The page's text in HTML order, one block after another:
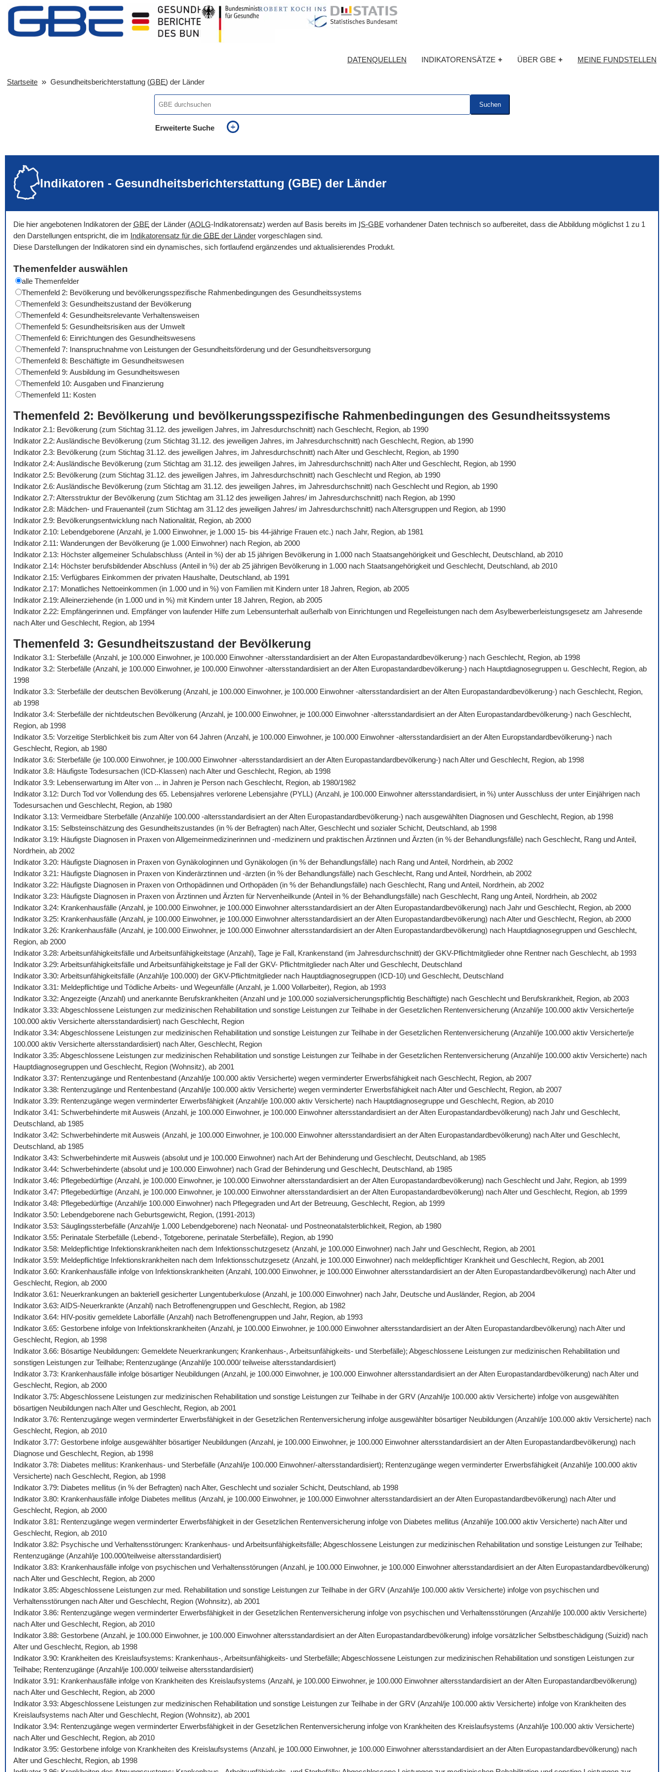
DATENQUELLEN INDIKATORENSÄTZE + ÜBER GBE + MEINE FUNDSTELLEN
Startseite Gesundheitsberichterstattung (GBE) der Länder
Suchen
Erweiterte Suche
Indikatoren - Gesundheitsberichterstattung (GBE) der Länder
Die hier angebotenen Indikatoren der GBE der Länder (AOLG-Indikatorensatz) werden auf Basis bereits im IS-GBE vorhandener Daten technisch so aufbereitet, dass die Abbildung möglichst 1 zu 1
den Darstellungen entspricht, die im Indikatorensatz für die GBE der Länder vorgeschlagen sind.
Diese Darstellungen der Indikatoren sind ein dynamisches, sich fortlaufend ergänzendes und aktualisierendes Produkt.
Themenfelder auswählen
alle Themenfelder
Themenfeld 2: Bevölkerung und bevölkerungsspezifische Rahmenbedingungen des Gesundheitssystems
Themenfeld 3: Gesundheitszustand der Bevölkerung
Themenfeld 4: Gesundheitsrelevante Verhaltensweisen
Themenfeld 5: Gesundheitsrisiken aus der Umwelt
Themenfeld 6: Einrichtungen des Gesundheitswesens
Themenfeld 7: Inanspruchnahme von Leistungen der Gesundheitsförderung und der Gesundheitsversorgung
Themenfeld 8: Beschäftigte im Gesundheitswesen
Themenfeld 9: Ausbildung im Gesundheitswesen
Themenfeld 10: Ausgaben und Finanzierung
Themenfeld 11: Kosten
Themenfeld 2: Bevölkerung und bevölkerungsspezifische Rahmenbedingungen des Gesundheitssystems
Indikator 2.1: Bevölkerung (zum Stichtag 31.12. des jeweiligen Jahres, im Jahresdurchschnitt) nach Geschlecht, Region, ab 1990
Indikator 2.2: Ausländische Bevölkerung (zum Stichtag 31.12. des jeweiligen Jahres, im Jahresdurchschnitt) nach Geschlecht, Region, ab 1990
Indikator 2.3: Bevölkerung (zum Stichtag 31.12. des jeweiligen Jahres, im Jahresdurchschnitt) nach Alter und Geschlecht, Region, ab 1990
Indikator 2.4: Ausländische Bevölkerung (zum Stichtag am 31.12. des jeweiligen Jahres, im Jahresdurchschnitt) nach Alter und Geschlecht, Region, ab 1990
Indikator 2.5: Bevölkerung (zum Stichtag 31.12. des jeweiligen Jahres, im Jahresdurchschnitt) nach Geschlecht und Region, ab 1990
Indikator 2.6: Ausländische Bevölkerung (zum Stichtag am 31.12. des jeweiligen Jahres, im Jahresdurchschnitt) nach Geschlecht und Region, ab 1990
Indikator 2.7: Altersstruktur der Bevölkerung (zum Stichtag am 31.12 des jeweiligen Jahres/ im Jahresdurchschnitt) nach Region, ab 1990
Indikator 2.8: Mädchen- und Frauenanteil (zum Stichtag am 31.12 des jeweiligen Jahres/ im Jahresdurchschnitt) nach Altersgruppen und Region, ab 1990
Indikator 2.9: Bevölkerungsentwicklung nach Nationalität, Region, ab 2000
Indikator 2.10: Lebendgeborene (Anzahl, je 1.000 Einwohner, je 1.000 15- bis 44-jährige Frauen etc.) nach Jahr, Region, ab 1981
Indikator 2.11: Wanderungen der Bevölkerung (je 1.000 Einwohner) nach Region, ab 2000
Indikator 2.13: Höchster allgemeiner Schulabschluss (Anteil in %) der ab 15 jährigen Bevölkerung in 1.000 nach Staatsangehörigkeit und Geschlecht, Deutschland, ab 2010
Indikator 2.14: Höchster berufsbildender Abschluss (Anteil in %) der ab 25 jährigen Bevölkerung in 1.000 nach Staatsangehörigkeit und Geschlecht, Deutschland, ab 2010
Indikator 2.15: Verfügbares Einkommen der privaten Haushalte, Deutschland, ab 1991
Indikator 2.17: Monatliches Nettoeinkommen (in 1.000 und in %) von Familien mit Kindern unter 18 Jahren, Region, ab 2005
Indikator 2.19: Alleinerziehende (in 1.000 und in %) mit Kindern unter 18 Jahren, Region, ab 2005
Indikator 2.22: Empfängerinnen und. Empfänger von laufender Hilfe zum Lebensunterhalt außerhalb von Einrichtungen und Regelleistungen nach dem Asylbewerberleistungsgesetz am Jahresende
nach Alter und Geschlecht, Region, ab 1994
Themenfeld 3: Gesundheitszustand der Bevölkerung
Indikator 3.1: Sterbefälle (Anzahl, je 100.000 Einwohner, je 100.000 Einwohner -altersstandardisiert an der Alten Europastandardbevölkerung-) nach Geschlecht, Region, ab 1998
Indikator 3.2: Sterbefälle (Anzahl, je 100.000 Einwohner, je 100.000 Einwohner -altersstandardisiert an der Alten Europastandardbevölkerung-) nach Hauptdiagnosegruppen u. Geschlecht, Region, ab
1998
Indikator 3.3: Sterbefälle der deutschen Bevölkerung (Anzahl, je 100.000 Einwohner, je 100.000 Einwohner -altersstandardisiert an der Alten Europastandardbevölkerung-) nach Geschlecht, Region,
ab 1998
Indikator 3.4: Sterbefälle der nichtdeutschen Bevölkerung (Anzahl, je 100.000 Einwohner, je 100.000 Einwohner -altersstandardisiert an der Alten Europastandardbevölkerung-) nach Geschlecht,
Region, ab 1998
Indikator 3.5: Vorzeitige Sterblichkeit bis zum Alter von 64 Jahren (Anzahl, je 100.000 Einwohner, je 100.000 Einwohner -altersstandardisiert an der Alten Europstandardbevölkerung-) nach
Geschlecht, Region, ab 1980
Indikator 3.6: Sterbefälle (je 100.000 Einwohner, je 100.000 Einwohner -altersstandardisiert an der Alten Europastandardbevölkerung-) nach Alter und Geschlecht, Region, ab 1998
Indikator 3.8: Häufigste Todesursachen (ICD-Klassen) nach Alter und Geschlecht, Region, ab 1998
Indikator 3.9: Lebenserwartung im Alter von ... in Jahren je Person nach Geschlecht, Region, ab 1980/1982
Indikator 3.12: Durch Tod vor Vollendung des 65. Lebensjahres verlorene Lebensjahre (PYLL) (Anzahl, je 100.000 Einwohner altersstandardisiert, in %) unter Ausschluss der unter Einjährigen nach
Todesursachen und Geschlecht, Region, ab 1980
Indikator 3.13: Vermeidbare Sterbefälle (Anzahl/je 100.000 -altersstandardisiert an der Alten Europastandardbevölkerung-) nach ausgewählten Diagnosen und Geschlecht, Region, ab 1998
Indikator 3.15: Selbsteinschätzung des Gesundheitszustandes (in % der Befragten) nach Alter, Geschlecht und sozialer Schicht, Deutschland, ab 1998
Indikator 3.19: Häufigste Diagnosen in Praxen von Allgemeinmedizinerinnen und -medizinern und praktischen Ärztinnen und Ärzten (in % der Behandlungsfälle) nach Geschlecht, Rang und Anteil,
Nordrhein, ab 2002
Indikator 3.20: Häufigste Diagnosen in Praxen von Gynäkologinnen und Gynäkologen (in % der Behandlungsfälle) nach Rang und Anteil, Nordrhein, ab 2002
Indikator 3.21: Häufigste Diagnosen in Praxen von Kinderärztinnen und -ärzten (in % der Behandlungsfälle) nach Geschlecht, Rang und Anteil, Nordrhein, ab 2002
Indikator 3.22: Häufigste Diagnosen in Praxen von Orthopädinnen und Orthopäden (in % der Behandlungsfälle) nach Geschlecht, Rang und Anteil, Nordrhein, ab 2002
Indikator 3.23: Häufigste Diagnosen in Praxen von Ärztinnen und Ärzten für Nervenheilkunde (Anteil in % der Behandlungsfälle) nach Geschlecht, Rang ung Anteil, Nordrhein, ab 2002
Indikator 3.24: Krankenhausfälle (Anzahl, je 100.000 Einwohner, je 100.000 Einwohner altersstandardisiert an der Alten Europastandardbevölkerung) nach Jahr und Geschlecht, Region, ab 2000
Indikator 3.25: Krankenhausfälle (Anzahl, je 100.000 Einwohner, je 100.000 Einwohner altersstandardisiert an der Alten Europastandardbevölkerung) nach Alter und Geschlecht, Region, ab 2000
Indikator 3.26: Krankenhausfälle (Anzahl, je 100.000 Einwohner, je 100.000 Einwohner altersstandardisiert an der Alten Europastandardbevölkerung) nach Hauptdiagnosegruppen und Geschlecht,
Region, ab 2000
Indikator 3.28: Arbeitsunfähigkeitsfälle und Arbeitsunfähigkeitstage (Anzahl), Tage je Fall, Krankenstand (im Jahresdurchschnitt) der GKV-Pflichtmitglieder ohne Rentner nach Geschlecht, ab 1993
Indikator 3.29: Arbeitsunfähigkeitsfälle und Arbeitsunfähigkeitstage je Fall der GKV- Pflichtmitglieder nach Alter und Geschlecht, Deutschland
Indikator 3.30: Arbeitsunfähigkeitsfälle (Anzahl/je 100.000) der GKV-Pflichtmitglieder nach Hauptdiagnosegruppen (ICD-10) und Geschlecht, Deutschland
Indikator 3.31: Meldepflichtige und Tödliche Arbeits- und Wegeunfälle (Anzahl, je 1.000 Vollarbeiter), Region, ab 1993
Indikator 3.32: Angezeigte (Anzahl) und anerkannte Berufskrankheiten (Anzahl und je 100.000 sozialversicherungspflichtig Beschäftigte) nach Geschlecht und Berufskrankheit, Region, ab 2003
Indikator 3.33: Abgeschlossene Leistungen zur medizinischen Rehabilitation und sonstige Leistungen zur Teilhabe in der Gesetzlichen Rentenversicherung (Anzahl/je 100.000 aktiv Versicherte/je
100.000 aktiv Versicherte altersstandardisiert) nach Geschlecht, Region
Indikator 3.34: Abgeschlossene Leistungen zur medizinischen Rehabilitation und sonstige Leistungen zur Teilhabe in der Gesetzlichen Rentenversicherung (Anzahl/je 100.000 aktiv Versicherte/je
100.000 aktiv Versicherte altersstandardisiert) nach Alter, Geschlecht, Region
Indikator 3.35: Abgeschlossene Leistungen zur medizinischen Rehabilitation und sonstige Leistungen zur Teilhabe in der Gesetzlichen Rentenversicherung (Anzahl/je 100.000 aktiv Versicherte) nach
Hauptdiagnosegruppen und Geschlecht, Region (Wohnsitz), ab 2001
Indikator 3.37: Rentenzugänge und Rentenbestand (Anzahl/je 100.000 aktiv Versicherte) wegen verminderter Erwerbsfähigkeit nach Geschlecht, Region, ab 2007
Indikator 3.38: Rentenzugänge und Rentenbestand (Anzahl/je 100.000 aktiv Versicherte) wegen verminderter Erwerbsfähigkeit nach Alter und Geschlecht, Region, ab 2007
Indikator 3.39: Rentenzugänge wegen verminderter Erwerbsfähigkeit (Anzahl/je 100.000 aktiv Versicherte) nach Hauptdiagnosegruppe und Geschlecht, Region, ab 2010
Indikator 3.41: Schwerbehinderte mit Ausweis (Anzahl, je 100.000 Einwohner, je 100.000 Einwohner altersstandardisiert an der Alten Europastandardbevölkerung) nach Jahr und Geschlecht,
Deutschland, ab 1985
Indikator 3.42: Schwerbehinderte mit Ausweis (Anzahl, je 100.000 Einwohner, je 100.000 Einwohner altersstandardisiert an der Alten Europastandardbevölkerung) nach Alter und Geschlecht,
Deutschland, ab 1985
Indikator 3.43: Schwerbehinderte mit Ausweis (absolut und je 100.000 Einwohner) nach Art der Behinderung und Geschlecht, Deutschland, ab 1985
Indikator 3.44: Schwerbehinderte (absolut und je 100.000 Einwohner) nach Grad der Behinderung und Geschlecht, Deutschland, ab 1985
Indikator 3.46: Pflegebedürftige (Anzahl, je 100.000 Einwohner, je 100.000 Einwohner altersstandardisiert an der Alten Europastandardbevölkerung) nach Geschlecht und Jahr, Region, ab 1999
Indikator 3.47: Pflegebedürftige (Anzahl, je 100.000 Einwohner, je 100.000 Einwohner altersstandardisiert an der Alten Europastandardbevölkerung) nach Alter und Geschlecht, Region, ab 1999
Indikator 3.48: Pflegebedürftige (Anzahl/je 100.000 Einwohner) nach Pflegegraden und Art der Betreuung, Geschlecht, Region, ab 1999
Indikator 3.50: Lebendgeborene nach Geburtsgewicht, Region, (1991-2013)
Indikator 3.53: Säuglingssterbefälle (Anzahl/je 1.000 Lebendgeborene) nach Neonatal- und Postneonatalsterblichkeit, Region, ab 1980
Indikator 3.55: Perinatale Sterbefälle (Lebend-, Totgeborene, perinatale Sterbefälle), Region, ab 1990
Indikator 3.58: Meldepflichtige Infektionskrankheiten nach dem Infektionsschutzgesetz (Anzahl, je 100.000 Einwohner) nach Jahr und Geschlecht, Region, ab 2001
Indikator 3.59: Meldepflichtige Infektionskrankheiten nach dem Infektionsschutzgesetz (Anzahl, je 100.000 Einwohner) nach meldepflichtiger Krankheit und Geschlecht, Region, ab 2001
Indikator 3.60: Krankenhausfälle infolge von Infektionskrankheiten (Anzahl, 100.000 Einwohner, je 100.000 Einwohner altersstandardisiert an der Alten Europastandardbevölkerung) nach Alter und
Geschlecht, Region, ab 2000
Indikator 3.61: Neuerkrankungen an bakteriell gesicherter Lungentuberkulose (Anzahl, je 100.000 Einwohner) nach Jahr, Deutsche und Ausländer, Region, ab 2004
Indikator 3.63: AIDS-Neuerkrankte (Anzahl) nach Betroffenengruppen und Geschlecht, Region, ab 1982
Indikator 3.64: HIV-positiv gemeldete Laborfälle (Anzahl) nach Betroffenengruppen und Jahr, Region, ab 1993
Indikator 3.65: Gestorbene infolge von Infektionskrankheiten (Anzahl, je 100.000 Einwohner, je 100.000 Einwohner altersstandardisiert an der Alten Europastandardbevölkerung) nach Alter und
Geschlecht, Region, ab 1998
Indikator 3.66: Bösartige Neubildungen: Gemeldete Neuerkrankungen; Krankenhaus-, Arbeitsunfähigkeits- und Sterbefälle); Abgeschlossene Leistungen zur medizinischen Rehabilitation und
sonstigen Leistungen zur Teilhabe; Rentenzugänge (Anzahl/je 100.000/ teilweise altersstandardisiert)
Indikator 3.73: Krankenhausfälle infolge bösartiger Neubildungen (Anzahl, je 100.000 Einwohner, je 100.000 Einwohner altersstandardisiert an der Alten Europastandardbevölkerung) nach Alter und
Geschlecht, Region, ab 2000
Indikator 3.75: Abgeschlossene Leistungen zur medizinischen Rehabilitation und sonstige Leistungen zur Teilhabe in der GRV (Anzahl/je 100.000 aktiv Versicherte) infolge von ausgewählten
bösartigen Neubildungen nach Alter und Geschlecht, Region, ab 2001
Indikator 3.76: Rentenzugänge wegen verminderter Erwerbsfähigkeit in der Gesetzlichen Rentenversicherung infolge ausgewählter bösartiger Neubildungen (Anzahl/je 100.000 aktiv Versicherte) nach
Geschlecht, Region, ab 2010
Indikator 3.77: Gestorbene infolge ausgewählter bösartiger Neubildungen (Anzahl, je 100.000 Einwohner, je 100.000 Einwohner altersstandardisiert an der Alten Europastandardbevölkerung) nach
Diagnose und Geschlecht, Region, ab 1998
Indikator 3.78: Diabetes mellitus: Krankenhaus- und Sterbefälle (Anzahl/je 100.000 Einwohner/-altersstandardisiert); Rentenzugänge wegen verminderter Erwerbsfähigkeit (Anzahl/je 100.000 aktiv
Versicherte) nach Geschlecht, Region, ab 1998
Indikator 3.79: Diabetes mellitus (in % der Befragten) nach Alter, Geschlecht und sozialer Schicht, Deutschland, ab 1998
Indikator 3.80: Krankenhausfälle infolge Diabetes mellitus (Anzahl, je 100.000 Einwohner, je 100.000 Einwohner altersstandardisiert an der Alten Europastandardbevölkerung) nach Alter und
Geschlecht, Region, ab 2000
Indikator 3.81: Rentenzugänge wegen verminderter Erwerbsfähigkeit in der Gesetzlichen Rentenversicherung infolge von Diabetes mellitus (Anzahl/je 100.000 aktiv Versicherte) nach Alter und
Geschlecht, Region, ab 2010
Indikator 3.82: Psychische und Verhaltensstörungen: Krankenhaus- und Arbeitsunfähigkeitsfälle; Abgeschlossene Leistungen zur medizinischen Rehabilitation und sonstige Leistungen zur Teilhabe;
Rentenzugänge (Anzahl/je 100.000/teilweise altersstandardisiert)
Indikator 3.83: Krankenhausfälle infolge von psychischen und Verhaltensstörungen (Anzahl, je 100.000 Einwohner, je 100.000 Einwohner altersstandardisiert an der Alten Europastandardbevölkerung)
nach Alter und Geschlecht, Region, ab 2000
Indikator 3.85: Abgeschlossene Leistungen zur med. Rehabilitation und sonstige Leistungen zur Teilhabe in der GRV (Anzahl/je 100.000 aktiv Versicherte) infolge von psychischen und
Verhaltensstörungen nach Alter und Geschlecht, Region (Wohnsitz), ab 2001
Indikator 3.86: Rentenzugänge wegen verminderter Erwerbsfähigkeit in der Gesetzlichen Rentenversicherung infolge von psychischen und Verhaltensstörungen (Anzahl/je 100.000 aktiv Versicherte)
nach Alter und Geschlecht, Region, ab 2010
Indikator 3.88: Gestorbene (Anzahl, je 100.000 Einwohner, je 100.000 Einwohner altersstandardisiert an der Alten Europastandardbevölkerung) infolge vorsätzlicher Selbstbeschädigung (Suizid) nach
Alter und Geschlecht, Region, ab 1998
Indikator 3.90: Krankheiten des Kreislaufsystems: Krankenhaus-, Arbeitsunfähigkeits- und Sterbefälle; Abgeschlossene Leistungen zur medizinischen Rehabilitation und sonstigen Leistungen zur
Teilhabe; Rentenzugänge (Anzahl/je 100.000/ teilweise altersstandardisiert)
Indikator 3.91: Krankenhausfälle infolge von Krankheiten des Kreislaufsystems (Anzahl, je 100.000 Einwohner, je 100.000 Einwohner altersstandardisiert an der Alten Europastandardbevölkerung)
nach Alter und Geschlecht, Region, ab 2000
Indikator 3.93: Abgeschlossene Leistungen zur medizinischen Rehabilitation und sonstige Leistungen zur Teilhabe in der GRV (Anzahl/je 100.000 aktiv Versicherte) infolge von Krankheiten des
Kreislaufsystems nach Alter und Geschlecht, Region (Wohnsitz), ab 2001
Indikator 3.94: Rentenzugänge wegen verminderter Erwerbsfähigkeit in der Gesetzlichen Rentenversicherung infolge von Krankheiten des Kreislaufsystems (Anzahl/je 100.000 aktiv Versicherte)
nach Alter und Geschlecht, Region, ab 2010
Indikator 3.95: Gestorbene infolge von Krankheiten des Kreislaufsystems (Anzahl, je 100.000 Einwohner, je 100.000 Einwohner altersstandardisiert an der Alten Europastandardbevölkerung) nach
Alter und Geschlecht, Region, ab 1998